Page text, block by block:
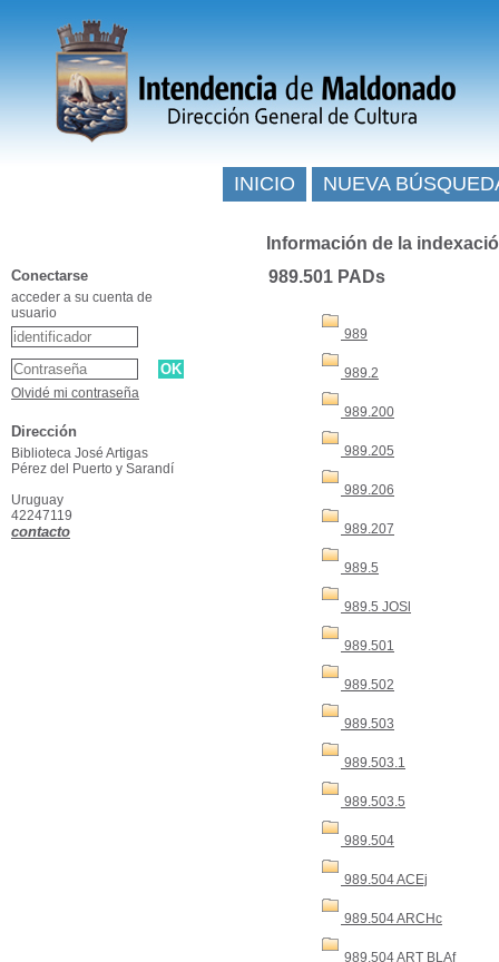
Información de la
989.501 PADs
989
989.2
989.200
989.205
989.206
989.207
989.5
989.5 JOSl
989.501
989.502
989.503
989.503.1
989.503.5
989.504
989.504 ACEj
989.504 ARCHc
989.504 ART BLAf
INICIO NUEVA
Conectarse
acceder a su cuenta de
usuario
Olvidé mi contraseña
Dirección
Biblioteca José Artigas
Pérez del Puerto y Sarandí
Uruguay
42247119
contacto